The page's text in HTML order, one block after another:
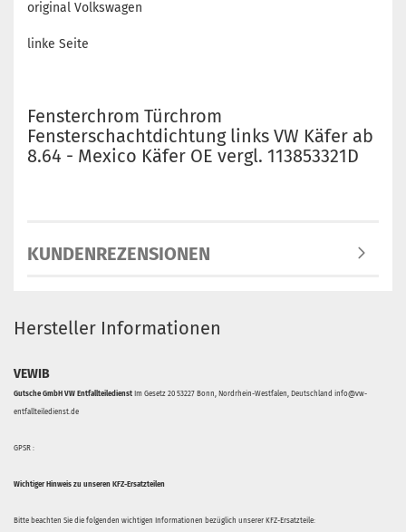
original Volkswagen
linke Seite
Fensterchrom Türchrom
Fensterschachtdichtung links VW Käfer ab
8.64 - Mexico Käfer OE vergl. 113853321D
KUNDENREZENSIONEN
Hersteller Informationen
VEWIB
Gutsche GmbH VW Entfallteiledienst Im Gesetz 20 53227 Bonn, Nordrhein-Westfalen, Deutschland info@vw-
entfallteiledienst.de
GPSR :
Wichtiger Hinweis zu unseren KFZ-Ersatzteilen
Bitte beachten Sie die folgenden wichtigen Informationen bezüglich unserer KFZ-Ersatzteile: